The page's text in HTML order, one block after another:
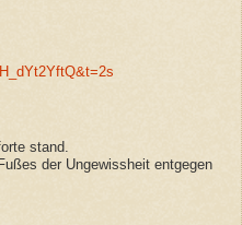
stand.
der Ungewissheit entgegen